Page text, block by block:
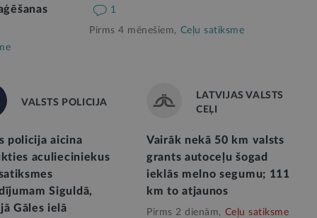
1
Pirms 4 mēnešiem, Ceļu satiksme
VALSTS POLICIJA
policija aicina
aculieciniekus
Siguldā,
Gāles ielā
LATVIJAS VALSTS
CEĻI
Vairāk nekā 50 km valsts
grants autoceļu šogad
ieklās melno segumu; 111
km to atjaunos
Pirms 2 dienām, Ceļu satiksme